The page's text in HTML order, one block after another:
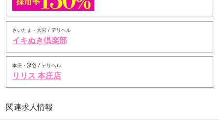
さいたま・大宮 / デリヘル
イキぬき倶楽部
本庄・深谷 / デリヘル
リリス 本庄店
関連求人情報